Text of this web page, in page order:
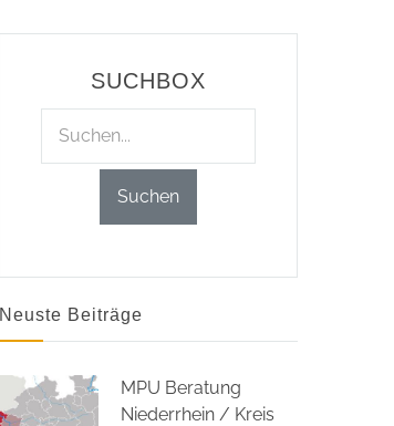
SUCHBOX
Neuste Beiträge
MPU Beratung
Niederrhein / Kreis